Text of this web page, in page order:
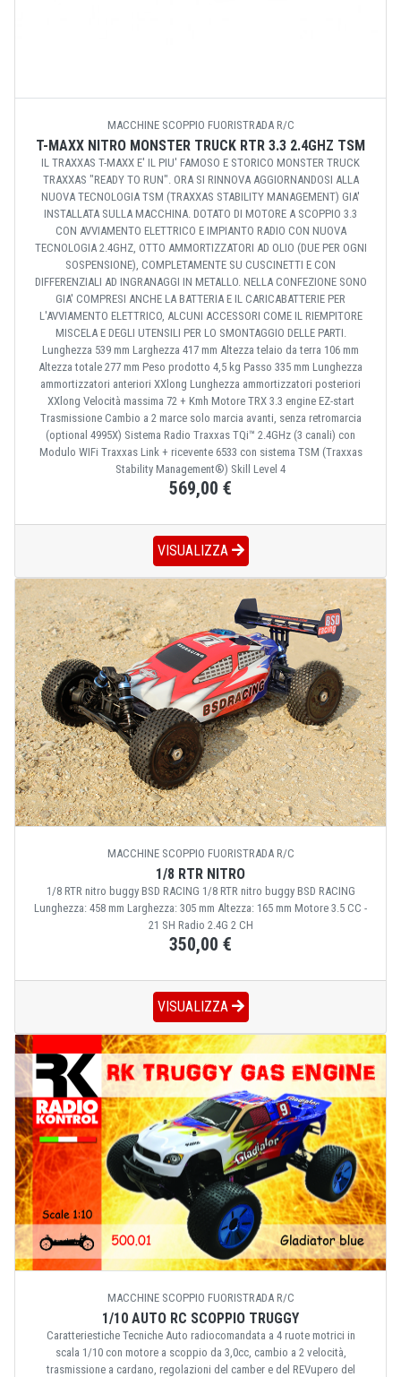
MACCHINE SCOPPIO FUORISTRADA R/C
T-MAXX NITRO MONSTER TRUCK RTR 3.3 2.4GHZ TSM
IL TRAXXAS T-MAXX E' IL PIU' FAMOSO E STORICO MONSTER TRUCK
TRAXXAS "READY TO RUN". ORA SI RINNOVA AGGIORNANDOSI ALLA
NUOVA TECNOLOGIA TSM (TRAXXAS STABILITY MANAGEMENT) GIA'
INSTALLATA SULLA MACCHINA. DOTATO DI MOTORE A SCOPPIO 3.3
CON AVVIAMENTO ELETTRICO E IMPIANTO RADIO CON NUOVA
TECNOLOGIA 2.4GHZ, OTTO AMMORTIZZATORI AD OLIO (DUE PER OGNI
SOSPENSIONE), COMPLETAMENTE SU CUSCINETTI E CON
DIFFERENZIALI AD INGRANAGGI IN METALLO. NELLA CONFEZIONE SONO
GIA' COMPRESI ANCHE LA BATTERIA E IL CARICABATTERIE PER
L'AVVIAMENTO ELETTRICO, ALCUNI ACCESSORI COME IL RIEMPITORE
MISCELA E DEGLI UTENSILI PER LO SMONTAGGIO DELLE PARTI.
Lunghezza 539 mm Larghezza 417 mm Altezza telaio da terra 106 mm
Altezza totale 277 mm Peso prodotto 4,5 kg Passo 335 mm Lunghezza
ammortizzatori anteriori XXlong Lunghezza ammortizzatori posteriori
XXlong Velocità massima 72 + Kmh Motore TRX 3.3 engine EZ-start
Trasmissione Cambio a 2 marce solo marcia avanti, senza retromarcia
(optional 4995X) Sistema Radio Traxxas TQi™ 2.4GHz (3 canali) con
Modulo WIFi Traxxas Link + ricevente 6533 con sistema TSM (Traxxas
Stability Management®) Skill Level 4
569,00 €
VISUALIZZA
MACCHINE SCOPPIO FUORISTRADA R/C
1/8 RTR NITRO
1/8 RTR nitro buggy BSD RACING 1/8 RTR nitro buggy BSD RACING
Lunghezza: 458 mm Larghezza: 305 mm Altezza: 165 mm Motore 3.5 CC -
21 SH Radio 2.4G 2 CH
350,00 €
VISUALIZZA
MACCHINE SCOPPIO FUORISTRADA R/C
1/10 AUTO RC SCOPPIO TRUGGY
Caratteriestiche Tecniche Auto radiocomandata a 4 ruote motrici in
scala 1/10 con motore a scoppio da 3,0cc, cambio a 2 velocità,
trasmissione a cardano, regolazioni del camber e del REVupero del